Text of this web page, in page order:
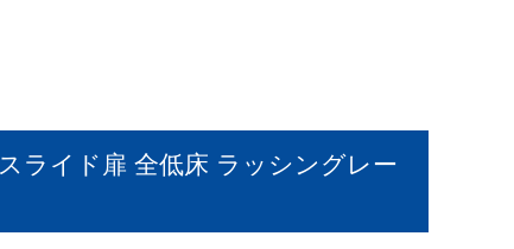
ライド扉 全低床 ラッシングレー